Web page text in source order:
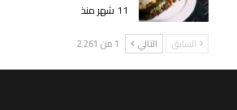
11 شهر منذ
السابق التالي 1 من 2٬261